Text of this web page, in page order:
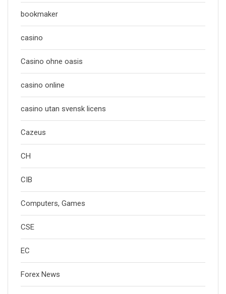
bookmaker
casino
Casino ohne oasis
casino online
casino utan svensk licens
Cazeus
CH
CIB
Computers, Games
CSE
EC
Forex News